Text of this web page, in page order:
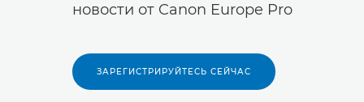
новости от Canon Europe Pro
ЗАРЕГИСТРИРУЙТЕСЬ СЕЙЧАС